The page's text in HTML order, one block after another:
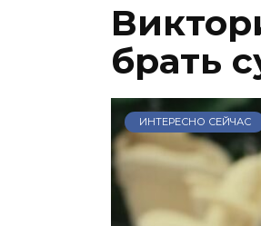
брать
ИНТЕРЕСНО СЕЙЧАС